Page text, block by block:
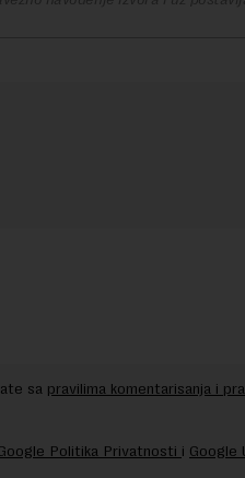
sa pravilima komentarisanja i
Politika Privatnosti i Google